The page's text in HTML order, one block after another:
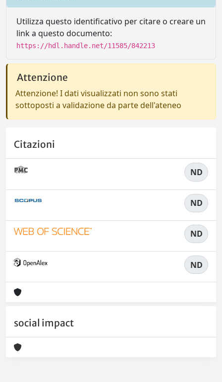
Utilizza questo identificativo per citare o creare un
link a questo documento:
https://hdl.handle.net/11585/842213
Attenzione
Attenzione! I dati visualizzati non sono stati
sottoposti a validazione da parte dell'ateneo
Citazioni
ND
ND
ND
ND
social impact